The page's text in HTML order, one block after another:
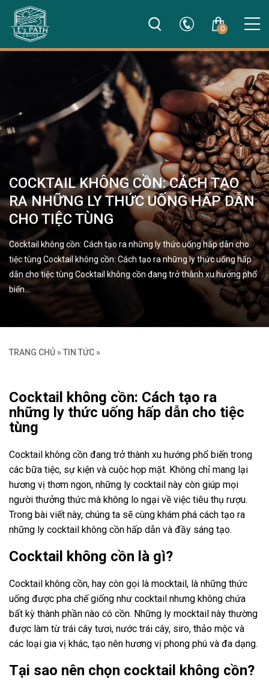
0
COCKTAIL KHÔNG CỒN: CÁCH TẠO
RA NHỮNG LY THỨC UỐNG HẤP DẪN
CHO TIỆC TÙNG
Cocktail không cồn: Cách tạo ra những ly thức uống hấp dẫn cho
tiệc tùng Cocktail không cồn: Cách tạo ra những ly thức uống hấp
dẫn cho tiệc tùng Cocktail không cồn đang trở thành xu hướng phổ
biến…
TRANG CHỦ » TIN TỨC »
Cocktail không cồn: Cách tạo ra
những ly thức uống hấp dẫn cho tiệc
tùng
Cocktail không cồn đang trở thành xu hướng phổ biến trong
các bữa tiệc, sự kiện và cuộc họp mặt. Không chỉ mang lại
hương vị thơm ngon, những ly cocktail này còn giúp mọi
người thưởng thức mà không lo ngại về việc tiêu thụ rượu.
Trong bài viết này, chúng ta sẽ cùng khám phá cách tạo ra
những ly cocktail không cồn hấp dẫn và đầy sáng tạo.
Cocktail không cồn là gì?
Cocktail không cồn, hay còn gọi là mocktail, là những thức
uống được pha chế giống như cocktail nhưng không chứa
bất kỳ thành phần nào có cồn. Những ly mocktail này thường
được làm từ trái cây tươi, nước trái cây, siro, thảo mộc và
các loại gia vị khác, tạo nên hương vị phong phú và đa dạng.
Tại sao nên chọn cocktail không cồn?